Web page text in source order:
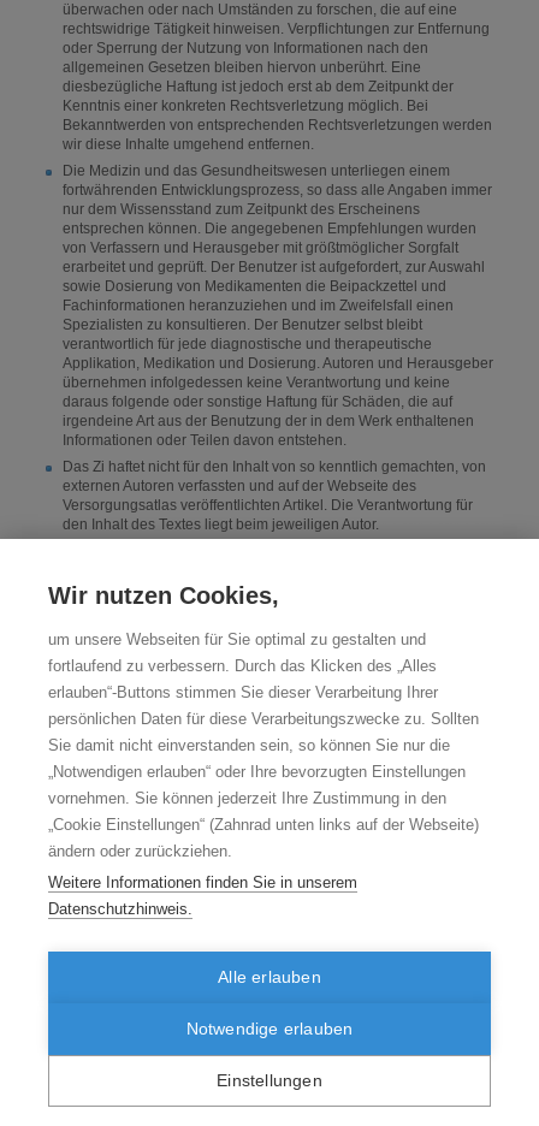
überwachen oder nach Umständen zu forschen, die auf eine
rechtswidrige Tätigkeit hinweisen. Verpflichtungen zur Entfernung
oder Sperrung der Nutzung von Informationen nach den
allgemeinen Gesetzen bleiben hiervon unberührt. Eine
diesbezügliche Haftung ist jedoch erst ab dem Zeitpunkt der
Kenntnis einer konkreten Rechtsverletzung möglich. Bei
Bekanntwerden von entsprechenden Rechtsverletzungen werden
wir diese Inhalte umgehend entfernen.
Die Medizin und das Gesundheitswesen unterliegen einem
fortwährenden Entwicklungsprozess, so dass alle Angaben immer
nur dem Wissensstand zum Zeitpunkt des Erscheinens
entsprechen können. Die angegebenen Empfehlungen wurden
von Verfassern und Herausgeber mit größtmöglicher Sorgfalt
erarbeitet und geprüft. Der Benutzer ist aufgefordert, zur Auswahl
sowie Dosierung von Medikamenten die Beipackzettel und
Fachinformationen heranzuziehen und im Zweifelsfall einen
Spezialisten zu konsultieren. Der Benutzer selbst bleibt
verantwortlich für jede diagnostische und therapeutische
Applikation, Medikation und Dosierung. Autoren und Herausgeber
übernehmen infolgedessen keine Verantwortung und keine
daraus folgende oder sonstige Haftung für Schäden, die auf
irgendeine Art aus der Benutzung der in dem Werk enthaltenen
Informationen oder Teilen davon entstehen.
Das Zi haftet nicht für den Inhalt von so kenntlich gemachten, von
externen Autoren verfassten und auf der Webseite des
Versorgungsatlas veröffentlichten Artikel. Die Verantwortung für
den Inhalt des Textes liegt beim jeweiligen Autor.
Vorbehalt der Verfügbarkeit angeboten. Wir bemühen uns, den
Service stets zugänglich zu halten. Durch Wartungsarbeiten,
Nutzungsmöglichkeiten eingeschränkt oder zeitweise
unterbrochen werden. Dadurch kann es unter Umständen auch
zu Datenverlusten kommen. Daraus entstehen keine
Rechtswirksamkeit dieses Haftungsausschlusses
Das Zi behält sich vor, die vorliegenden Nutzungsbedingungen
für die Zukunft zu ändern, um z.B. Gesetzesänderungen,
Änderungen der Dienste, Regelungslücken zu berücksichtigen.
zum Seitenanfang
Kontakt
Wir nutzen Cookies,
um unsere Webseiten für Sie optimal zu gestalten und
fortlaufend zu verbessern. Durch das Klicken des „Alles
erlauben“-Buttons stimmen Sie dieser Verarbeitung Ihrer
persönlichen Daten für diese Verarbeitungszwecke zu. Sollten
Sie damit nicht einverstanden sein, so können Sie nur die
„Notwendigen erlauben“ oder Ihre bevorzugten Einstellungen
vornehmen. Sie können jederzeit Ihre Zustimmung in den
„Cookie Einstellungen“ (Zahnrad unten links auf der Webseite)
ändern oder zurückziehen.
Weitere Informationen finden Sie in unserem
Datenschutzhinweis.
Alle erlauben
Notwendige erlauben
Einstellungen